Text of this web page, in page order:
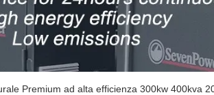
Premium ad alta efficienza 300kw 400kva